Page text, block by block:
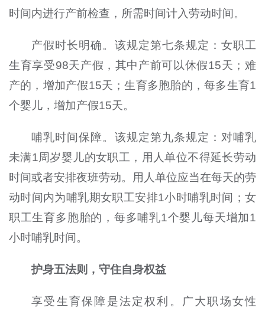
时间内进行产前检查，所需时间计入劳动时间。
产假时长明确。该规定第七条规定：女职工
生育享受98天产假，其中产前可以休假15天；难
产的，增加产假15天；生育多胞胎的，每多生育1
个婴儿，增加产假15天。
哺乳时间保障。该规定第九条规定：对哺乳
未满1周岁婴儿的女职工，用人单位不得延长劳动
时间或者安排夜班劳动。用人单位应当在每天的劳
动时间内为哺乳期女职工安排1小时哺乳时间；女
职工生育多胞胎的，每多哺乳1个婴儿每天增加1
小时哺乳时间。
护身五法则，守住自身权益
享受生育保障是法定权利。广大职场女性